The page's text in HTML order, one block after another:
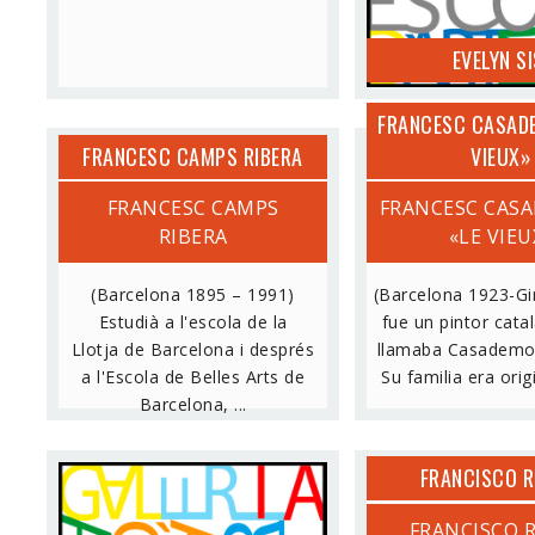
EVELYN
FRANCESC CAMPS RIBERA
FRANCESC CAMPS
RIBERA
(Barcelona 1895 – 1991)
Estudià a l'escola de la
Llotja de Barcelona i després
a l'Escola de Belles Arts de
Barcelona, ...
FRANCESC
VIEUX»
FRANCESC
«LE
(Barcelona 1923-
fue un pintor
llamaba
Su familia era
FRANCISCO